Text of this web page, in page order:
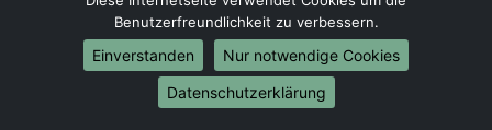
Umzug von Münster nach Griechenland
Umzug von Münster nach Italien
Umzug von Münster nach Liechtenstein
Umzug von Münster nach Luxemburg
Benutzerfreundlichkeit zu verbessern.
Einverstanden
Nur notwendige Cookies
Datenschutzerklärung